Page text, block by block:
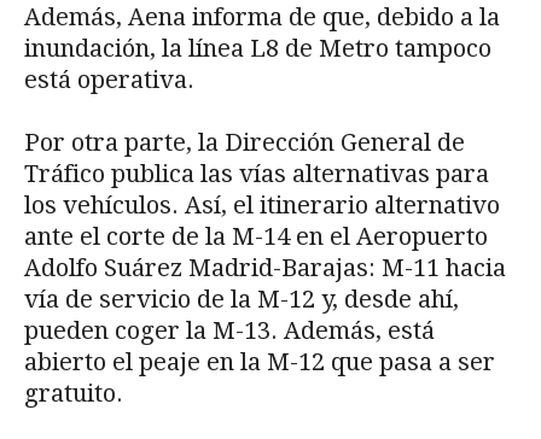
Además, Aena informa de que, debido a la
inundación, la línea L8 de Metro tampoco
está operativa.
Por otra parte, la Dirección General de
Tráfico publica las vías alternativas para
los vehículos. Así, el itinerario alternativo
ante el corte de la M-14 en el Aeropuerto
Adolfo Suárez Madrid-Barajas: M-11 hacia
vía de servicio de la M-12 y, desde ahí,
pueden coger la M-13. Además, está
abierto el peaje en la M-12 que pasa a ser
gratuito.